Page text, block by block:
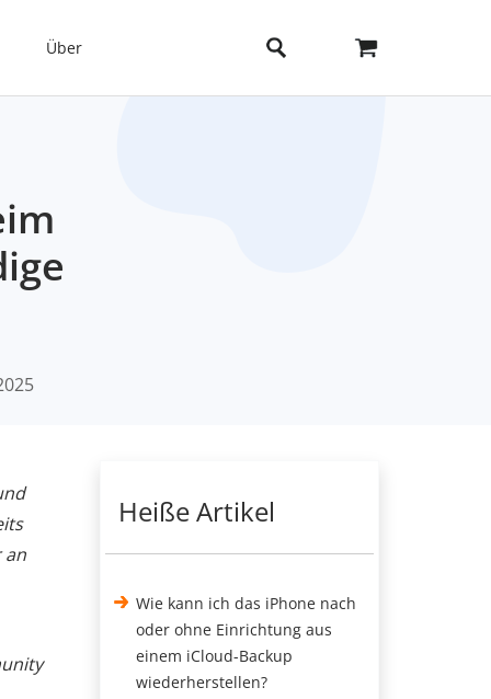
Über
an
Heiße Artikel
Wie kann ich das iPhone nach
oder ohne Einrichtung aus
einem iCloud-Backup
wiederherstellen?